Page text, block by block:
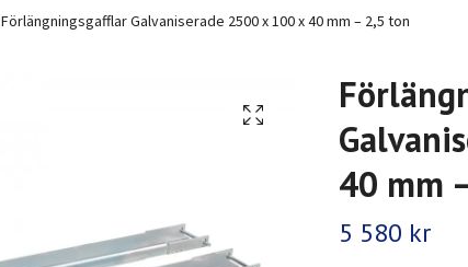
Förlängningsgafflar Galvaniserade 2500 x 100 x 40 mm – 2,5 ton
40 mm
5 580 kr